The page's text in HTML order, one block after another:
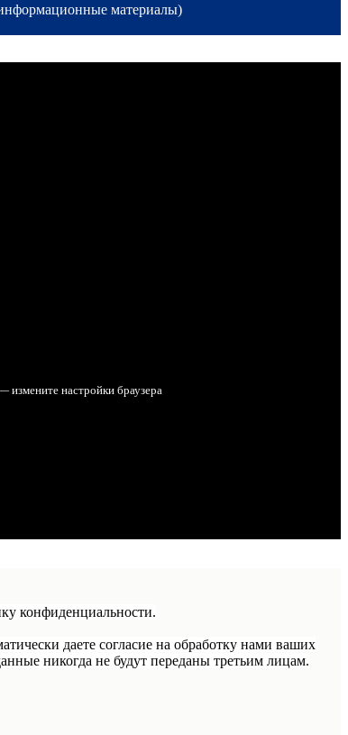
материалы)
настройки браузера
конфиденциальности.
даете согласие на обработку нами ваших
никогда не будут переданы третьим лицам.